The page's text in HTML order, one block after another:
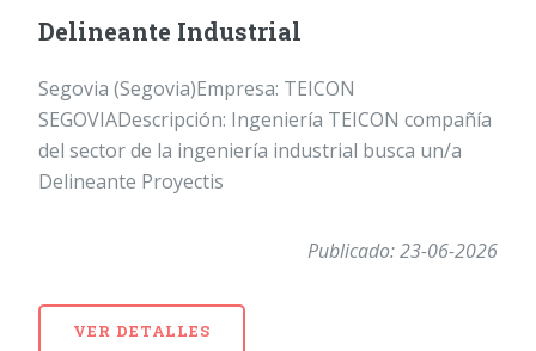
Delineante Industrial
Segovia (Segovia)Empresa: TEICON
SEGOVIADescripción: Ingeniería TEICON compañía
del sector de la ingeniería industrial busca un/a
Delineante Proyectis
Publicado: 23-06-2026
VER DETALLES